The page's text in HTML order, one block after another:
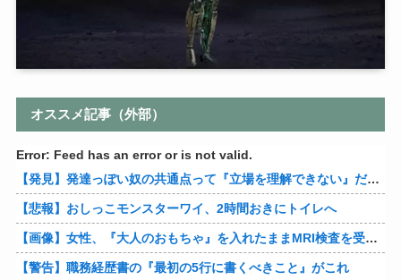
オススメ記事（外部）
Error: Feed has an error or is not valid.
【発見】発達っぽい奴の共通点って『立場を理解できない』だよな
【悲報】おしっこモンスターワイ、2時間おきにトイレへ
【画像】女性、『大人のおもちゃ』を入れたままMRI検査を受けた結果 →
【警告】職務経歴書の『最初の5行に書くべきこと』がこれ